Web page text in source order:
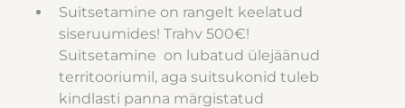
Suitsetamine on rangelt keelatud
siseruumides! Trahv 500€!
Suitsetamine  on lubatud ülejäänud
territooriumil, aga suitsukonid tuleb
kindlasti panna märgistatud